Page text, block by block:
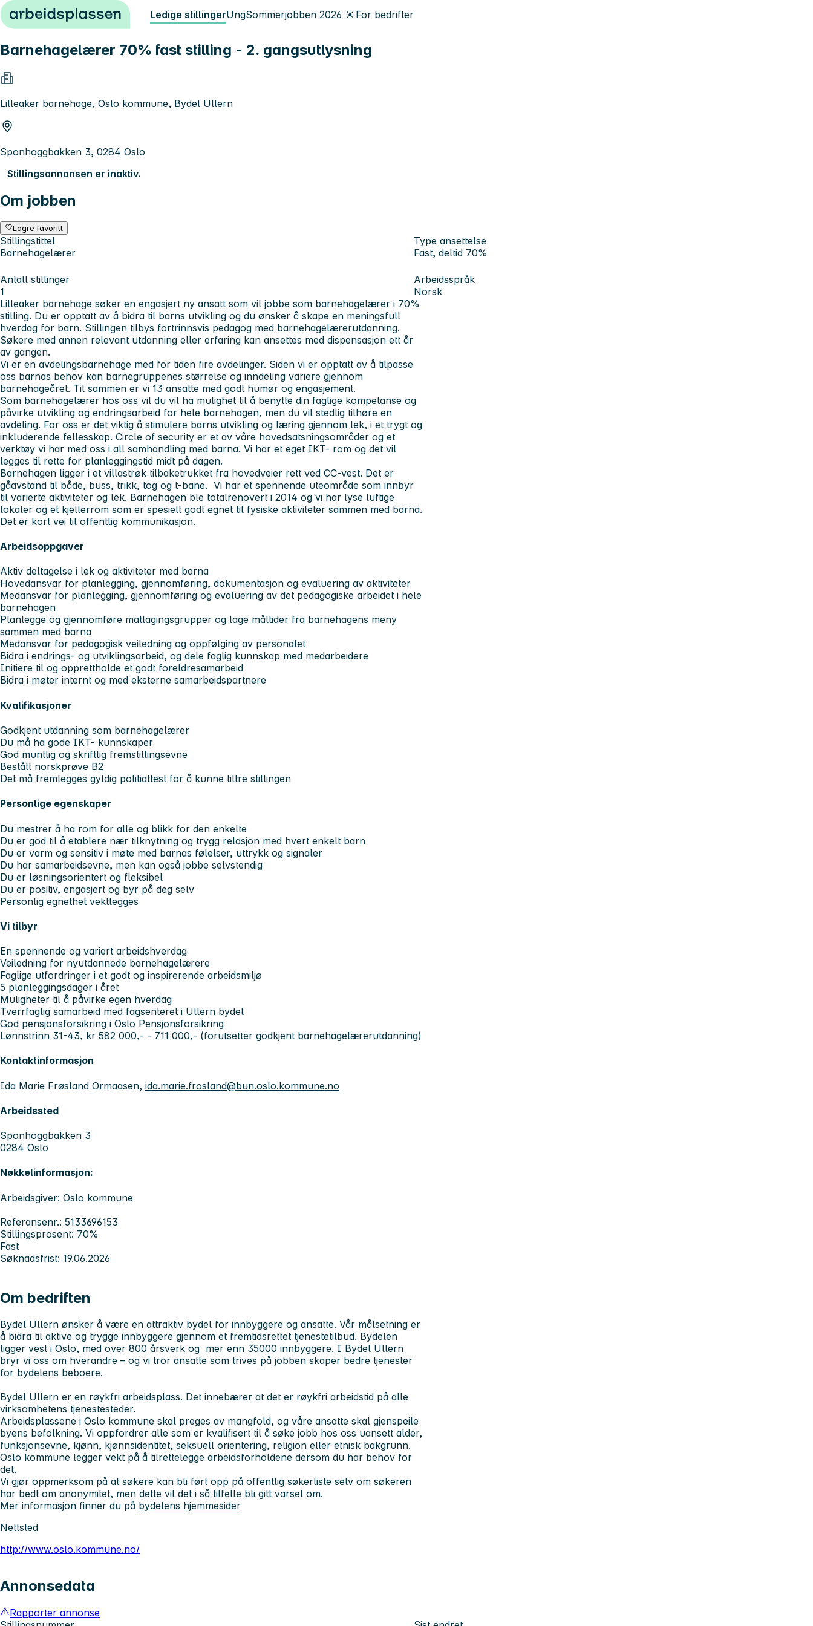
Hopp til innhold Ledige stillingerUngSommerjobben 2026 ☀️For bedrifter
Barnehagelærer 70% fast stilling - 2. gangsutlysning
Lilleaker barnehage, Oslo kommune, Bydel Ullern
Sponhoggbakken 3, 0284 Oslo
Stillingsannonsen er inaktiv.
Om jobben
Lagre favoritt
Stillingstittel
Barnehagelærer
Type ansettelse
Fast, deltid 70%
Antall stillinger
1
Arbeidsspråk
Norsk
Lilleaker barnehage søker en engasjert ny ansatt som vil jobbe som barnehagelærer i 70%
stilling. Du er opptatt av å bidra til barns utvikling og du ønsker å skape en meningsfull
hverdag for barn. Stillingen tilbys fortrinnsvis pedagog med barnehagelærerutdanning.
Søkere med annen relevant utdanning eller erfaring kan ansettes med dispensasjon ett år
av gangen.
Vi er en avdelingsbarnehage med for tiden fire avdelinger. Siden vi er opptatt av å tilpasse
oss barnas behov kan barnegruppenes størrelse og inndeling variere gjennom
barnehageåret. Til sammen er vi 13 ansatte med godt humør og engasjement.
Som barnehagelærer hos oss vil du vil ha mulighet til å benytte din faglige kompetanse og
påvirke utvikling og endringsarbeid for hele barnehagen, men du vil stedlig tilhøre en
avdeling. For oss er det viktig å stimulere barns utvikling og læring gjennom lek, i et trygt og
inkluderende fellesskap. Circle of security er et av våre hovedsatsningsområder og et
verktøy vi har med oss i all samhandling med barna. Vi har et eget IKT- rom og det vil
legges til rette for planleggingstid midt på dagen.
Barnehagen ligger i et villastrøk tilbaketrukket fra hovedveier rett ved CC-vest. Det er
gåavstand til både, buss, trikk, tog og t-bane. Vi har et spennende uteområde som innbyr
til varierte aktiviteter og lek. Barnehagen ble totalrenovert i 2014 og vi har lyse luftige
lokaler og et kjellerrom som er spesielt godt egnet til fysiske aktiviteter sammen med barna.
Det er kort vei til offentlig kommunikasjon.
Arbeidsoppgaver
Aktiv deltagelse i lek og aktiviteter med barna
Hovedansvar for planlegging, gjennomføring, dokumentasjon og evaluering av aktiviteter
Medansvar for planlegging, gjennomføring og evaluering av det pedagogiske arbeidet i hele
barnehagen
Planlegge og gjennomføre matlagingsgrupper og lage måltider fra barnehagens meny
sammen med barna
Medansvar for pedagogisk veiledning og oppfølging av personalet
Bidra i endrings- og utviklingsarbeid, og dele faglig kunnskap med medarbeidere
Initiere til og opprettholde et godt foreldresamarbeid
Bidra i møter internt og med eksterne samarbeidspartnere
Kvalifikasjoner
Godkjent utdanning som barnehagelærer
Du må ha gode IKT- kunnskaper
God muntlig og skriftlig fremstillingsevne
Bestått norskprøve B2
Det må fremlegges gyldig politiattest for å kunne tiltre stillingen
Personlige egenskaper
Du mestrer å ha rom for alle og blikk for den enkelte
Du er god til å etablere nær tilknytning og trygg relasjon med hvert enkelt barn
Du er varm og sensitiv i møte med barnas følelser, uttrykk og signaler
Du har samarbeidsevne, men kan også jobbe selvstendig
Du er løsningsorientert og fleksibel
Du er positiv, engasjert og byr på deg selv
Personlig egnethet vektlegges
Vi tilbyr
En spennende og variert arbeidshverdag
Veiledning for nyutdannede barnehagelærere
Faglige utfordringer i et godt og inspirerende arbeidsmiljø
5 planleggingsdager i året
Muligheter til å påvirke egen hverdag
Tverrfaglig samarbeid med fagsenteret i Ullern bydel
God pensjonsforsikring i Oslo Pensjonsforsikring
Lønnstrinn 31-43, kr 582 000,- - 711 000,- (forutsetter godkjent barnehagelærerutdanning)
Kontaktinformasjon
Ida Marie Frøsland Ormaasen, ida.marie.frosland@bun.oslo.kommune.no
Arbeidssted
Sponhoggbakken 3
0284 Oslo
Nøkkelinformasjon:
Arbeidsgiver: Oslo kommune
Referansenr.: 5133696153
Stillingsprosent: 70%
Fast
Søknadsfrist: 19.06.2026
Om bedriften
Bydel Ullern ønsker å være en attraktiv bydel for innbyggere og ansatte. Vår målsetning er
å bidra til aktive og trygge innbyggere gjennom et fremtidsrettet tjenestetilbud. Bydelen
ligger vest i Oslo, med over 800 årsverk og mer enn 35000 innbyggere. I Bydel Ullern
bryr vi oss om hverandre – og vi tror ansatte som trives på jobben skaper bedre tjenester
for bydelens beboere.
Bydel Ullern er en røykfri arbeidsplass. Det innebærer at det er røykfri arbeidstid på alle
virksomhetens tjenestesteder.
Arbeidsplassene i Oslo kommune skal preges av mangfold, og våre ansatte skal gjenspeile
byens befolkning. Vi oppfordrer alle som er kvalifisert til å søke jobb hos oss uansett alder,
funksjonsevne, kjønn, kjønnsidentitet, seksuell orientering, religion eller etnisk bakgrunn.
Oslo kommune legger vekt på å tilrettelegge arbeidsforholdene dersom du har behov for
det.
Vi gjør oppmerksom på at søkere kan bli ført opp på offentlig søkerliste selv om søkeren
har bedt om anonymitet, men dette vil det i så tilfelle bli gitt varsel om.
Mer informasjon finner du på bydelens hjemmesider
Nettsted
http://www.oslo.kommune.no/
Annonsedata
Rapporter annonse